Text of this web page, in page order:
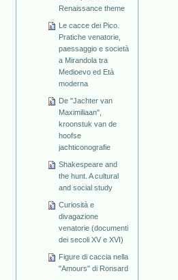
Renaissance theme
Le cacce dei Pico.
Pratiche venatorie,
paessaggio e società
a Mirandola tra
Medioevo ed Età
moderna
De "Jachter van
Maximiliaan",
kroonstuk van de
hoofse
jachticonografie
Shakespeare and
the hunt. A cultural
and social study
Curiosità e
divagazione
venatorie (documenti
dei secoli XV e XVI)
Figure di caccia nella
"Amours" di Ronsard